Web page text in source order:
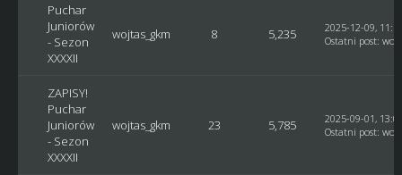
Puchar
Juniorów
- Sezon
XXXXII
wojtas_gkm 8 5,235
2025-12-09,
Ostatni post:
ZAPISY!
Puchar
Juniorów
- Sezon
XXXXII
wojtas_gkm 23 5,785
2025-09-01,
Ostatni post: